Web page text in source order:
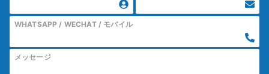
WHATSAPP / WECHAT / モバイル
メッセージ